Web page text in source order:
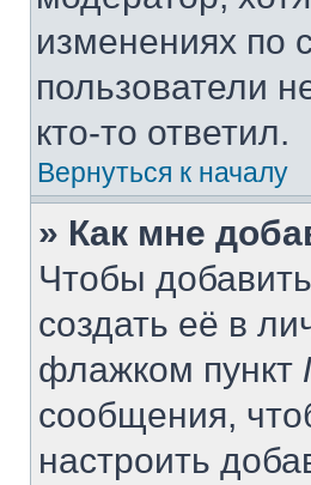
изменениях по
пользователи
кто-то ответил.
Вернуться к началу
» Как мне
Чтобы
создать её в
флажком пункт
сообщения,
настроить